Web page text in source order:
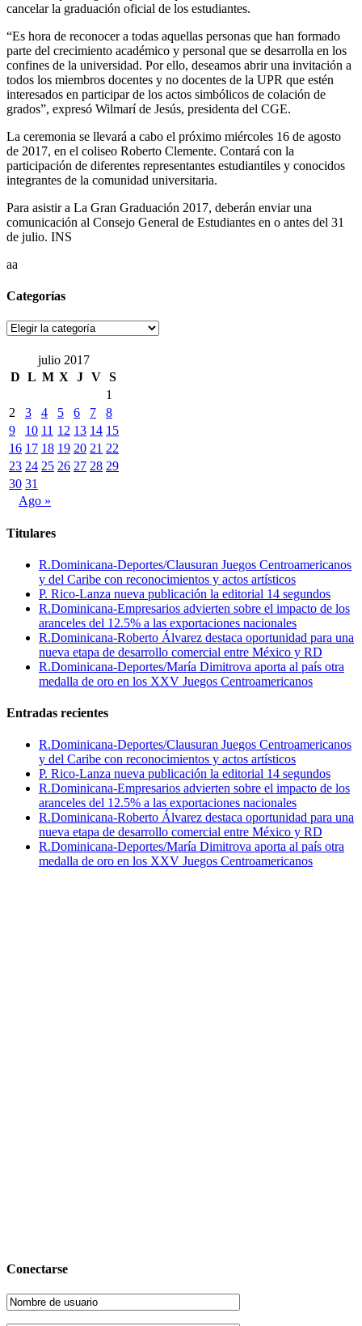
cancelar la graduación oficial de los estudiantes.
“Es hora de reconocer a todas aquellas personas que han formado
parte del crecimiento académico y personal que se desarrolla en los
confines de la universidad. Por ello, deseamos abrir una invitación a
todos los miembros docentes y no docentes de la UPR que estén
interesados en participar de los actos simbólicos de colación de
grados”, expresó Wilmarí de Jesús, presidenta del CGE.
La ceremonia se llevará a cabo el próximo miércoles 16 de agosto
de 2017, en el coliseo Roberto Clemente. Contará con la
participación de diferentes representantes estudiantiles y conocidos
integrantes de la comunidad universitaria.
Para asistir a La Gran Graduación 2017, deberán enviar una
comunicación al Consejo General de Estudiantes en o antes del 31
de julio. INS
aa
Categorías
Categorías
julio 2017
D L M X J V S
1
2
3 4 5 6 7
8
9
10 11 12 13 14 15
16 17 18 19 20 21 22
23 24 25 26 27 28 29
30 31
Ago »
Titulares
R.Dominicana-Deportes/Clausuran Juegos Centroamericanos
y del Caribe con reconocimientos y actos artísticos
P. Rico-Lanza nueva publicación la editorial 14 segundos
R.Dominicana-Empresarios advierten sobre el impacto de los
aranceles del 12.5% a las exportaciones nacionales
R.Dominicana-Roberto Álvarez destaca oportunidad para una
nueva etapa de desarrollo comercial entre México y RD
R.Dominicana-Deportes/María Dimitrova aporta al país otra
medalla de oro en los XXV Juegos Centroamericanos
Entradas recientes
R.Dominicana-Deportes/Clausuran Juegos Centroamericanos
y del Caribe con reconocimientos y actos artísticos
P. Rico-Lanza nueva publicación la editorial 14 segundos
R.Dominicana-Empresarios advierten sobre el impacto de los
aranceles del 12.5% a las exportaciones nacionales
R.Dominicana-Roberto Álvarez destaca oportunidad para una
nueva etapa de desarrollo comercial entre México y RD
R.Dominicana-Deportes/María Dimitrova aporta al país otra
medalla de oro en los XXV Juegos Centroamericanos
Conectarse